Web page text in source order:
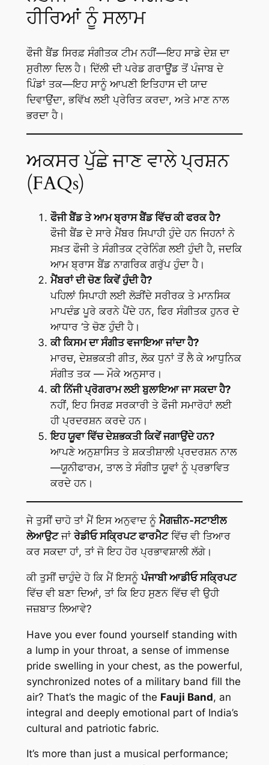
ਹੀਰਿਆਂ ਨੂੰ ਸਲਾਮ
ਫੌਜੀ ਬੈਂਡ ਸਿਰਫ਼ ਸੰਗੀਤਕ ਟੀਮ ਨਹੀਂ—ਇਹ ਸਾਡੇ ਦੇਸ਼ ਦਾ
ਸੁਰੀਲਾ ਦਿਲ ਹੈ। ਦਿੱਲੀ ਦੀ ਪਰੇਡ ਗਰਾਊਂਡ ਤੋਂ ਪੰਜਾਬ ਦੇ
ਪਿੰਡਾਂ ਤਕ—ਇਹ ਸਾਨੂੰ ਆਪਣੀ ਇਤਿਹਾਸ ਦੀ ਯਾਦ
ਦਿਵਾਉਂਦਾ, ਭਵਿੱਖ ਲਈ ਪ੍ਰੇਰਿਤ ਕਰਦਾ, ਅਤੇ ਮਾਣ ਨਾਲ
ਭਰਦਾ ਹੈ।
ਅਕਸਰ ਪੁੱਛੇ ਜਾਣ ਵਾਲੇ ਪ੍ਰਸ਼ਨ
(FAQs)
ਫੌਜੀ ਬੈਂਡ ਤੇ ਆਮ ਬ੍ਰਾਸ ਬੈਂਡ ਵਿੱਚ ਕੀ ਫਰਕ ਹੈ?
ਫੌਜੀ ਬੈਂਡ ਦੇ ਸਾਰੇ ਮੈਂਬਰ ਸਿਪਾਹੀ ਹੁੰਦੇ ਹਨ ਜਿਹਨਾਂ ਨੇ
ਸਖ਼ਤ ਫੌਜੀ ਤੇ ਸੰਗੀਤਕ ਟ੍ਰੇਨਿੰਗ ਲਈ ਹੁੰਦੀ ਹੈ, ਜਦਕਿ
ਆਮ ਬ੍ਰਾਸ ਬੈਂਡ ਨਾਗਰਿਕ ਗਰੁੱਪ ਹੁੰਦਾ ਹੈ।
ਮੈਂਬਰਾਂ ਦੀ ਚੋਣ ਕਿਵੇਂ ਹੁੰਦੀ ਹੈ?
ਪਹਿਲਾਂ ਸਿਪਾਹੀ ਲਈ ਲੋੜੀਂਦੇ ਸਰੀਰਕ ਤੇ ਮਾਨਸਿਕ
ਮਾਪਦੰਡ ਪੂਰੇ ਕਰਨੇ ਪੈਂਦੇ ਹਨ, ਫਿਰ ਸੰਗੀਤਕ ਹੁਨਰ ਦੇ
ਆਧਾਰ ‘ਤੇ ਚੋਣ ਹੁੰਦੀ ਹੈ।
ਕੀ ਕਿਸਮ ਦਾ ਸੰਗੀਤ ਵਜਾਇਆ ਜਾਂਦਾ ਹੈ?
ਮਾਰਚ, ਦੇਸ਼ਭਕਤੀ ਗੀਤ, ਲੋਕ ਧੁਨਾਂ ਤੋਂ ਲੈ ਕੇ ਆਧੁਨਿਕ
ਸੰਗੀਤ ਤਕ — ਮੌਕੇ ਅਨੁਸਾਰ।
ਕੀ ਨਿੱਜੀ ਪ੍ਰੋਗਰਾਮ ਲਈ ਬੁਲਾਇਆ ਜਾ ਸਕਦਾ ਹੈ?
ਨਹੀਂ, ਇਹ ਸਿਰਫ਼ ਸਰਕਾਰੀ ਤੇ ਫੌਜੀ ਸਮਾਰੋਹਾਂ ਲਈ
ਹੀ ਪ੍ਰਦਰਸ਼ਨ ਕਰਦੇ ਹਨ।
ਇਹ ਯੂਵਾ ਵਿੱਚ ਦੇਸ਼ਭਕਤੀ ਕਿਵੇਂ ਜਗਾਉਂਦੇ ਹਨ?
ਆਪਣੇ ਅਨੁਸ਼ਾਸਿਤ ਤੇ ਸ਼ਕਤੀਸ਼ਾਲੀ ਪ੍ਰਦਰਸ਼ਨ ਨਾਲ
—ਯੂਨੀਫਾਰਮ, ਤਾਲ ਤੇ ਸੰਗੀਤ ਯੂਵਾਂ ਨੂੰ ਪ੍ਰਭਾਵਿਤ
ਕਰਦੇ ਹਨ।
ਜੇ ਤੁਸੀਂ ਚਾਹੋ ਤਾਂ ਮੈਂ ਇਸ ਅਨੁਵਾਦ ਨੂੰਮੈਗਜ਼ੀਨ-ਸਟਾਈਲ
ਲੇਆਉਟਜਾਂਰੇਡੀਓ ਸਕ੍ਰਿਪਟ ਫਾਰਮੈਟਵਿੱਚ ਵੀ ਤਿਆਰ
ਕਰ ਸਕਦਾ ਹਾਂ, ਤਾਂ ਜੋ ਇਹ ਹੋਰ ਪ੍ਰਭਾਵਸ਼ਾਲੀ ਲੱਗੇ।
ਕੀ ਤੁਸੀਂ ਚਾਹੁੰਦੇ ਹੋ ਕਿ ਮੈਂ ਇਸਨੂੰਪੰਜਾਬੀ ਆਡੀਓ ਸਕ੍ਰਿਪਟ
ਵਿੱਚ ਵੀ ਬਣਾ ਦਿਆਂ, ਤਾਂ ਕਿ ਇਹ ਸੁਣਨ ਵਿੱਚ ਵੀ ਉਹੀ
ਜਜ਼ਬਾਤ ਲਿਆਵੇ?
Have you ever found yourself standing with
a lump in your throat, a sense of immense
pride swelling in your chest, as the powerful,
synchronized notes of a military band fill the
air? That’s the magic of the Fauji Band, an
integral and deeply emotional part of India’s
cultural and patriotic fabric.
It’s more than just a musical performance;